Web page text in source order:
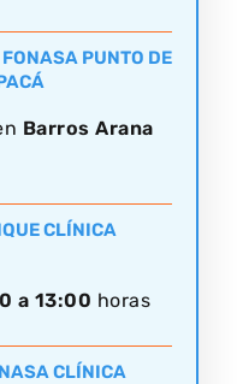
PUNTO DE
Barros Arana
CLÍNICA
a 13:00 horas
CLÍNICA